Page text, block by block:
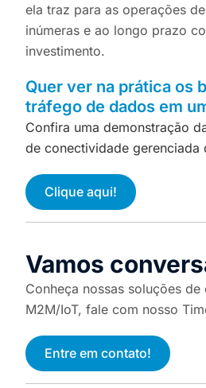
ela traz para as operações
inúmeras e ao longo prazo
investimento.
Quer ver na prática os
tráfego de dados em
Confira uma demonstração
de conectividade gerenciada
Clique aqui!
Vamos
Conheça nossas soluções
M2M/IoT, fale com nosso
Entre em contato!